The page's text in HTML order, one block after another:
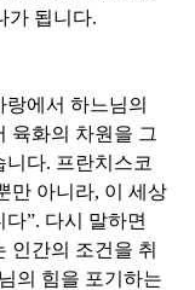
가 됩니다.
에서 하느님의
육화의 차원을 그
니다. 프란치스코
만 아니라, 이 세상
다”. 다시 말하면
인간의 조건을 취
의 힘을 포기하는